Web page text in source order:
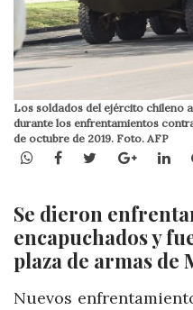
Los soldados del ejército chileno
durante los enfrentamientos
de octubre de 2019. Foto. AFP
WhatsApp
Facebook
TwitterGoogle+
Se dieron
encapuchados y
plaza de armas de
Nuevos